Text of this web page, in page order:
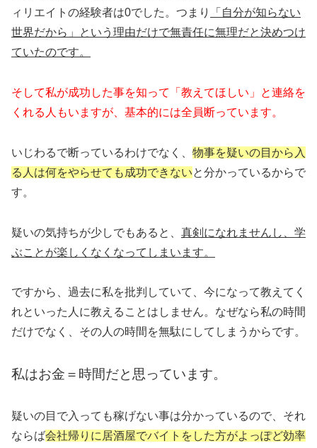
ィリエイトの経験者は0でした。つまり
「自分が知らない
世界だから」という理由だけで無責任に無理だと決めつけ
ていたのです。
そして私が成功した事を知って「教えてほしい」と連絡を
くれる人もいますが、基本的には全員断っています。
いじわるで断っているわけでなく、 物事を疑いの目から入
る人は何をやらせても成功できないと分かっているからで
す。
疑いの気持ちが少しでもあると、 真剣になれませんし、学
ぶことが楽しくなくなってしまいます。
ですから、過去に私を批判していて、今になって教えてく
れといった人に教えることはしません。なぜなら私の時間
だけでなく、その人の時間を無駄にしてしまうからです。
私はお金＝時間だと思っています。
疑いの目で入っても稼げない事は分かっているので、それ
ならば会社帰りに居酒屋でバイトをした方がよっぽど効率